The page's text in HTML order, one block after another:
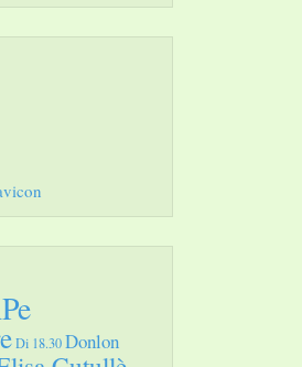
Di 18.30Donlon